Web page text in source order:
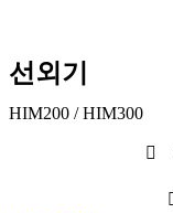
선외기
HIM200 / HIM300